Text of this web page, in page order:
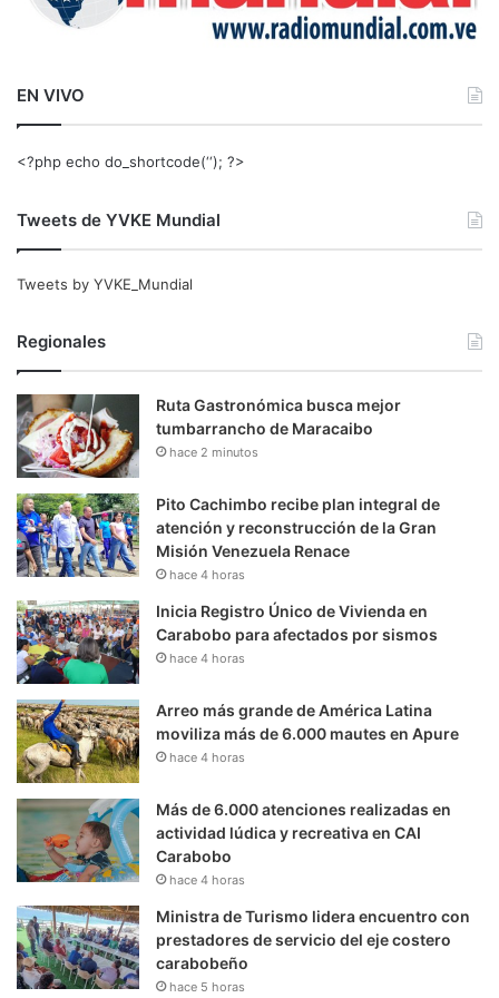
EN VIVO
<?php echo do_shortcode(‘‘); ?>
Tweets de YVKE Mundial
Tweets by YVKE_Mundial
Regionales
Ruta Gastronómica busca mejor
tumbarrancho de Maracaibo
hace 2 minutos
Pito Cachimbo recibe plan integral de
atención y reconstrucción de la Gran
Misión Venezuela Renace
hace 4 horas
Inicia Registro Único de Vivienda en
Carabobo para afectados por sismos
hace 4 horas
Arreo más grande de América Latina
moviliza más de 6.000 mautes en Apure
hace 4 horas
Más de 6.000 atenciones realizadas en
actividad lúdica y recreativa en CAI
Carabobo
hace 4 horas
Ministra de Turismo lidera encuentro con
prestadores de servicio del eje costero
carabobeño
hace 5 horas